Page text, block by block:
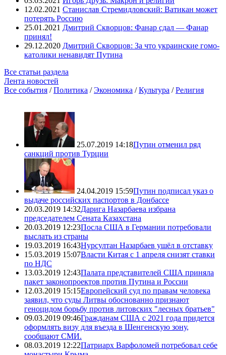
12.02.2021 Станислав Стремидловский: Ватикан может
потерять Россию
25.01.2021 Дмитрий Скворцов: Фанар сдал — Фанар
принял!
29.12.2020 Дмитрий Скворцов: За что украинские гомо-
католики ненавидят Путина
Все статьи раздела
Лента новостей
Все события /Политика /Экономика /Культура /Религия
25.07.2019 14:18Путин отменил ряд
санкций против Турции
24.04.2019 15:59Путин подписал указ о
выдаче российских паспортов в Донбассе
20.03.2019 14:32Дарига Назарбаева избрана
председателем Сената Казахстана
20.03.2019 12:23Посла США в Германии потребовали
выслать из страны
19.03.2019 16:43Нурсултан Назарбаев ушёл в отставку
15.03.2019 15:07Власти Китая с 1 апреля снизят ставки
по НДС
13.03.2019 12:43Палата представителей США приняла
пакет законопроектов против Путина и России
12.03.2019 15:15Европейский суд по правам человека
заявил, что суды Литвы обоснованно признают
геноцидом борьбу против литовских "лесных братьев"
09.03.2019 09:46Гражданам США с 2021 года придется
оформлять визу для въезда в Шенгенскую зону,
сообщают СМИ.
08.03.2019 12:22Патриарх Варфоломей потребовал себе